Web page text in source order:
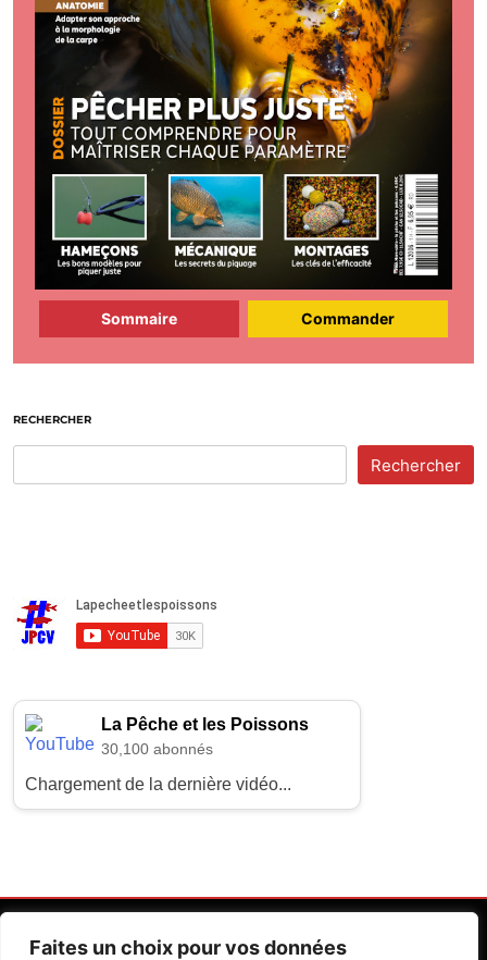
Faites un choix pour vos données
Sommaire Commander
RECHERCHER
Rechercher
La Pêche et les Poissons
30,100 abonnés
Chargement de la dernière vidéo...